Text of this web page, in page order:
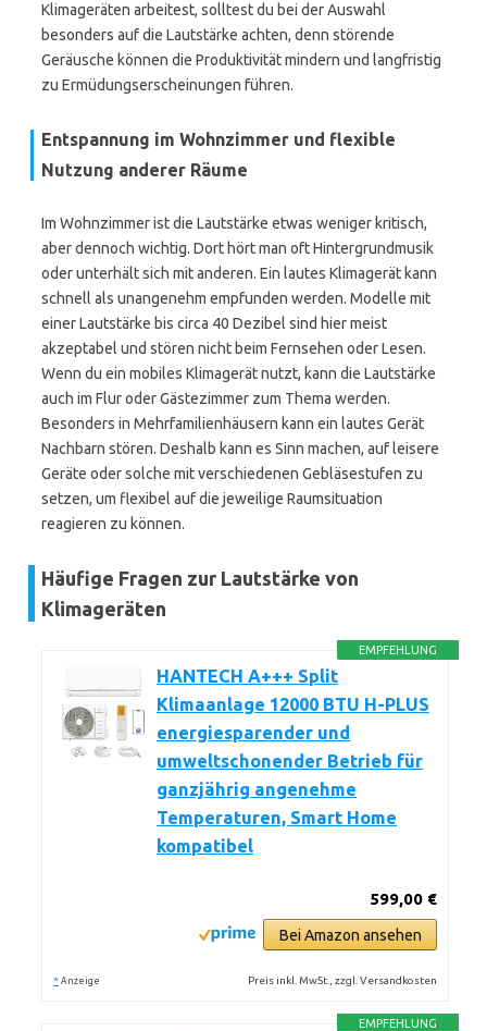
Klimageräten arbeitest, solltest du bei der Auswahl
besonders auf die Lautstärke achten, denn störende
Geräusche können die Produktivität mindern und langfristig
zu Ermüdungserscheinungen führen.
Entspannung im Wohnzimmer und flexible
Nutzung anderer Räume
Im Wohnzimmer ist die Lautstärke etwas weniger kritisch,
aber dennoch wichtig. Dort hört man oft Hintergrundmusik
oder unterhält sich mit anderen. Ein lautes Klimagerät kann
schnell als unangenehm empfunden werden. Modelle mit
einer Lautstärke bis circa 40 Dezibel sind hier meist
akzeptabel und stören nicht beim Fernsehen oder Lesen.
Wenn du ein mobiles Klimagerät nutzt, kann die Lautstärke
auch im Flur oder Gästezimmer zum Thema werden.
Besonders in Mehrfamilienhäusern kann ein lautes Gerät
Nachbarn stören. Deshalb kann es Sinn machen, auf leisere
Geräte oder solche mit verschiedenen Gebläsestufen zu
setzen, um flexibel auf die jeweilige Raumsituation
reagieren zu können.
Häufige Fragen zur Lautstärke von
Klimageräten
EMPFEHLUNG
HANTECH A+++ Split
Klimaanlage 12000 BTU H-PLUS
energiesparender und
umweltschonender Betrieb für
ganzjährig angenehme
Temperaturen, Smart Home
kompatibel
599,00 €
Bei Amazon ansehen
* Anzeige Preis inkl. MwSt., zzgl. Versandkosten
EMPFEHLUNG